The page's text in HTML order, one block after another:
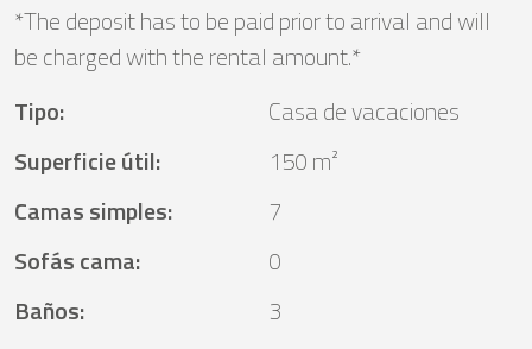
*The deposit has to be paid prior to arrival and will
be charged with the rental amount.*
Tipo:
Casa de vacaciones
Superficie útil:
150 m²
Camas simples:
7
Sofás cama:
0
Baños:
3